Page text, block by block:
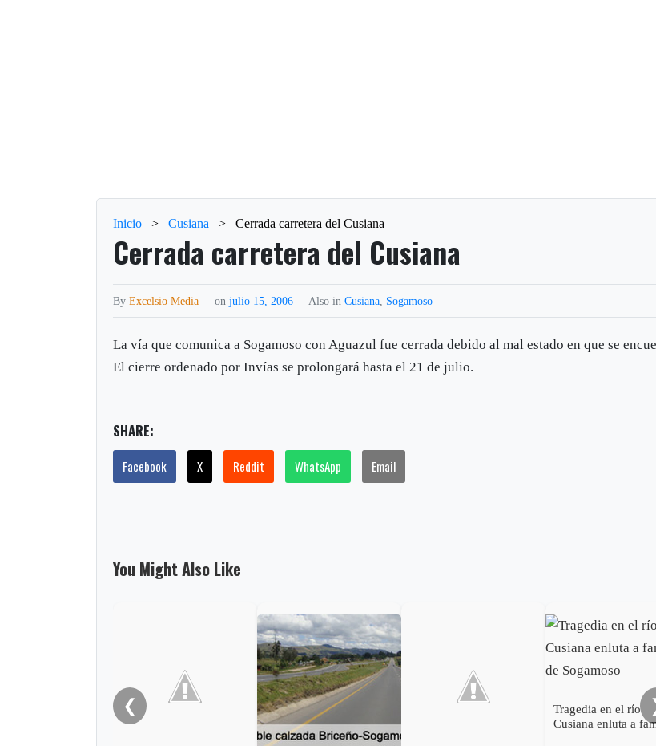
Inicio > Cusiana > Cerrada carretera del Cusiana
Cerrada carretera del Cusiana
ByExcelsio Media onjulio 15, 2006 Also inCusiana Sogamoso
La vía que comunica a Sogamoso con Aguazul fue cerrada debido al mal estado en que se
El cierre ordenado por Invías se prolongará hasta el 21 de julio.
SHARE:
Facebook X Reddit WhatsApp Email
You Might Also Like
❮
Tragedia en el río
Cusiana enluta a